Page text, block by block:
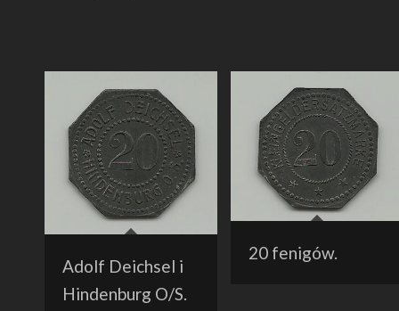
Adolf Deichsel i
Hindenburg O/S.
20 fenigów.